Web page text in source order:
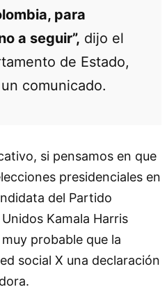
para
a seguir”, dijo el
de Estado,
comunicado.
si pensamos en que
presidenciales en
del Partido
Kamala Harris
probable que la
social X una declaración